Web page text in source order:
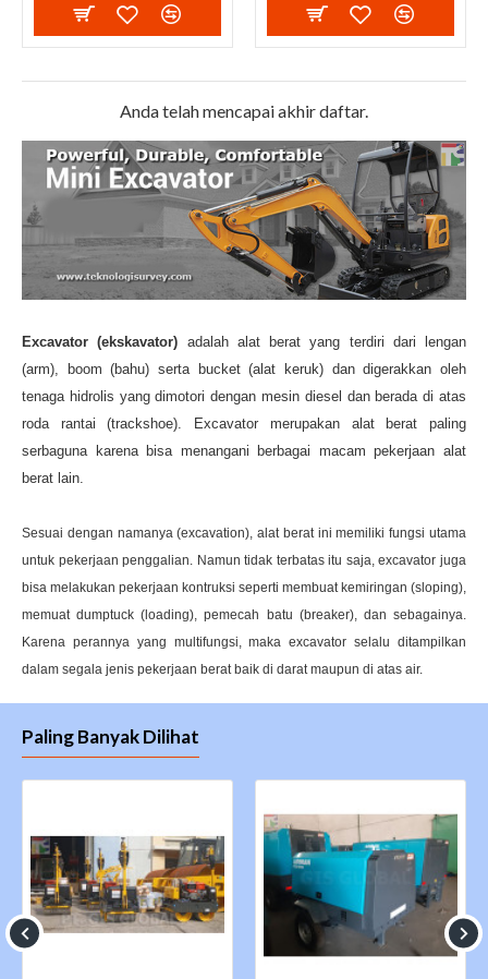
Anda telah mencapai akhir daftar.
Excavator (ekskavator) adalah alat berat yang terdiri dari lengan
(arm), boom (bahu) serta bucket (alat keruk) dan digerakkan oleh
tenaga hidrolis yang dimotori dengan mesin diesel dan berada di atas
roda rantai (trackshoe). Excavator merupakan alat berat paling
serbaguna karena bisa menangani berbagai macam pekerjaan alat
berat lain.
Sesuai dengan namanya (excavation), alat berat ini memiliki fungsi utama
untuk pekerjaan penggalian. Namun tidak terbatas itu saja, excavator juga
bisa melakukan pekerjaan kontruksi seperti membuat kemiringan (sloping),
memuat dumptuck (loading), pemecah batu (breaker), dan sebagainya.
Karena perannya yang multifungsi, maka excavator selalu ditampilkan
dalam segala jenis pekerjaan berat baik di darat maupun di atas air.
Paling Banyak Dilihat